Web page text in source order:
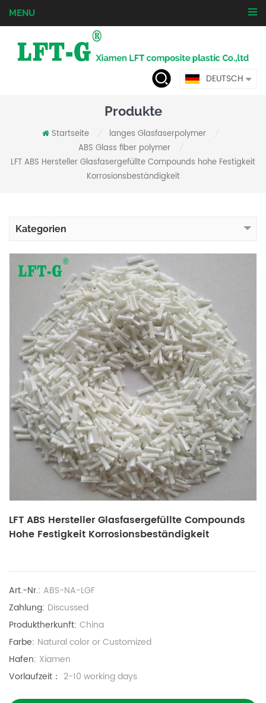
MENU
DEUTSCH
Produkte
Startseite langes Glasfaserpolymer
ABS Glass fiber polymer
LFT ABS Hersteller Glasfasergefüllte Compounds hohe Festigkeit
Korrosionsbeständigkeit
Kategorien
LFT ABS Hersteller Glasfasergefüllte Compounds
Hohe Festigkeit Korrosionsbeständigkeit
Art.-Nr.: ABS-NA-LGF
Zahlung: Discussed
Produktherkunft: China
Farbe: Natural color or Customized
Hafen: Xiamen
Vorlaufzeit： 2-10 working days